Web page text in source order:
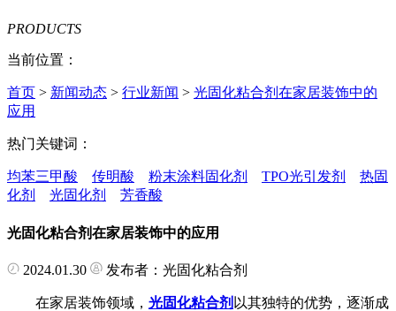
PRODUCTS
当前位置：
首页 > 新闻动态 > 行业新闻 > 光固化粘合剂在家居装饰中的
应用
热门关键词：
均苯三甲酸 传明酸 粉末涂料固化剂 TPO光引发剂
热固
化剂
光固化剂 芳香酸
光固化粘合剂在家居装饰中的应用
2024.01.30 发布者：光固化粘合剂
在家居装饰领域， 光固化粘合剂 以其独特的优势，逐渐成